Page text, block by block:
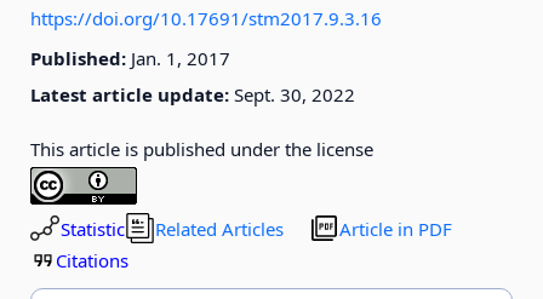
https://doi.org/10.17691/stm2017.9.3.16
Published: Jan. 1, 2017
Latest article update: Sept. 30, 2022
This article is published under the license
Statistic Related Articles
Article in PDF
Citations